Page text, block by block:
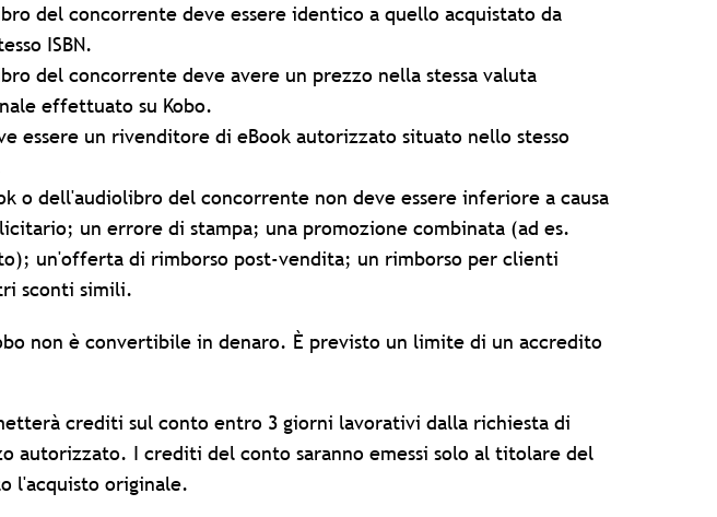
del concorrente deve essere identico a quello acquistato da
ISBN.
del concorrente deve avere un prezzo nella stessa valuta
effettuato su Kobo.
essere un rivenditore di eBook autorizzato situato nello stesso
o dell'audiolibro del concorrente non deve essere inferiore a causa
un errore di stampa; una promozione combinata (ad es.
un'offerta di rimborso post-vendita; un rimborso per clienti
sconti simili.
non è convertibile in denaro. È previsto un limite di un accredito
crediti sul conto entro 3 giorni lavorativi dalla richiesta di
autorizzato. I crediti del conto saranno emessi solo al titolare del
l'acquisto originale.